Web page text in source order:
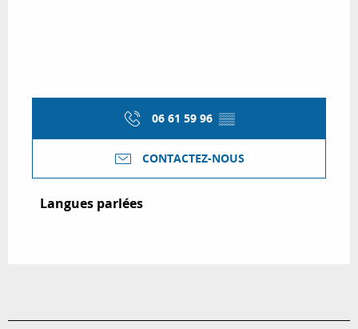
06 61 59 96 ▒▒
CONTACTEZ-NOUS
Langues parlées
Langues parlées